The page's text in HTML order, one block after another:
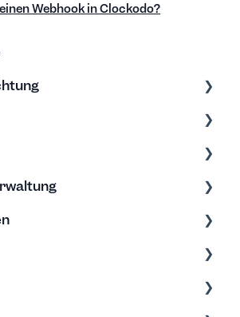
Webhook in Clockodo?
& Backups
Bearbeitung
& Archivierung
Bearbeitung